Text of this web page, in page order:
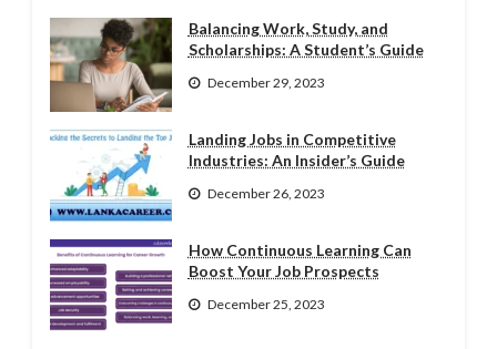
Balancing Work, Study, and
Scholarships: A Student’s Guide
December 29, 2023
Landing Jobs in Competitive
Industries: An Insider’s Guide
December 26, 2023
How Continuous Learning Can
Boost Your Job Prospects
December 25, 2023